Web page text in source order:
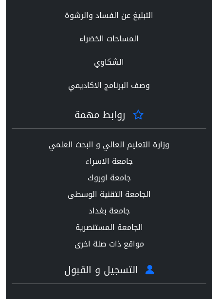
التبليغ عن الفساد والرشوة
المساحات الخضراء
الشكاوي
وصف البرنامج الاكاديمي
روابط مهمة
وزارة التعليم العالي و البحث العلمي
جامعة الاسراء
جامعة اوروك
الجامعة التقنية الوسطى
جامعة بغداد
الجامعة المستنصرية
مواقع ذات صلة اخرى
التسجيل و القبول